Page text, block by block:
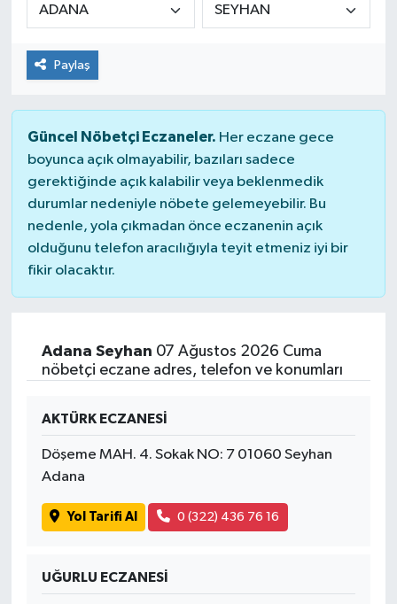
Paylaş
Güncel Nöbetçi Eczaneler. Her eczane gece
boyunca açık olmayabilir, bazıları sadece
gerektiğinde açık kalabilir veya beklenmedik
durumlar nedeniyle nöbete gelemeyebilir. Bu
nedenle, yola çıkmadan önce eczanenin açık
olduğunu telefon aracılığıyla teyit etmeniz iyi bir
fikir olacaktır.
Adana Seyhan 07 Ağustos 2026 Cuma
nöbetçi eczane adres, telefon ve konumları
AKTÜRK ECZANESİ
Döşeme MAH. 4. Sokak NO: 7 01060 Seyhan
Adana
Yol Tarifi Al 0 (322) 436 76 16
UĞURLU ECZANESİ